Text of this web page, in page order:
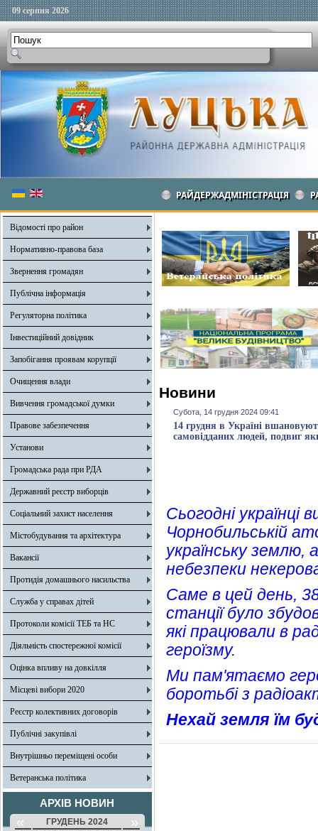
09 серпня 2026
РАЙДЕРЖАДМІНІСТРАЦІЯ
Відомості про район
Нормативно-правова база
Звернення громадян
Публічна інформація
Регуляторна політика
Інвестиційний довідник
Запобігання проявам корупції
Очищення влади
Вивчення громадської думки
Правове забезпечення
Установи
Громадська рада при РДА
Державний реєстр виборців
Соціальний захист населення
Містобудування та архітектура
Вакансії
Протидія домашнього насильства
Служба у справах дітей
Протоколи комісії ТЕБ та НС
Діяльність спостережної комісії
Оцінка впливу на довкілля
Місцеві вибори 2020
Реєстр колективних договорів
Публічні закупівлі
Внутрішньо переміщені особи
Ветеранська політика
АРХІВ НОВИН
« ГРУДЕНЬ 2024 »
Новини
Субота, 14 грудня 2024 09:41
14 грудня в Україні
самовідданих людей, подвиг
Сьогодні українці
Чорнобильській
українську землю,
небезпеки
Саме в цей день,
станції було
які працювали в
героїзму.
Ми пам'ятаємо
боротьбі з
Нехай земля їм